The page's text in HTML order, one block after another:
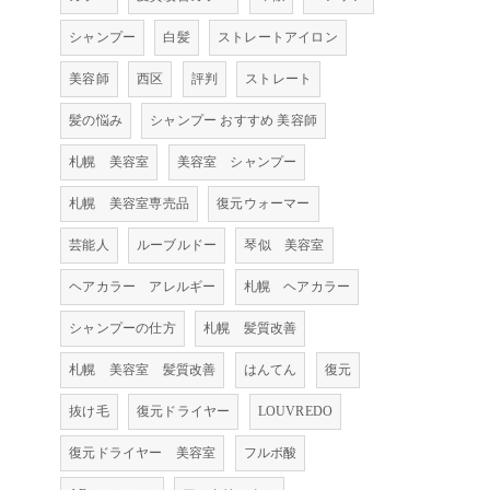
シャンプー 白髪 ストレートアイロン
美容師 西区 評判 ストレート
髪の悩み シャンプー おすすめ 美容師
札幌 美容室 美容室 シャンプー
札幌 美容室専売品 復元ウォーマー
芸能人 ルーブルドー 琴似 美容室
ヘアカラー アレルギー 札幌 ヘアカラー
シャンプーの仕方 札幌 髪質改善
札幌 美容室 髪質改善 はんてん 復元
抜け毛 復元ドライヤー LOUVREDO
復元ドライヤー 美容室 フルボ酸